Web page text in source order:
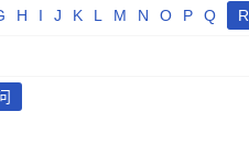
H I J K L M N O P Q R